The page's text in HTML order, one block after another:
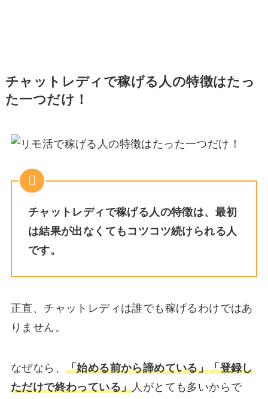
チャットレディで稼げる人の特徴はたっ
た一つだけ！
チャットレディで稼げる人の特徴は、最初
は結果が出なくてもコツコツ続けられる人
です。
正直、チャットレディは誰でも稼げるわけではあ
りません。
なぜなら、 「始める前から諦めている」「登録し
ただけで終わっている」 人がとても多いからで